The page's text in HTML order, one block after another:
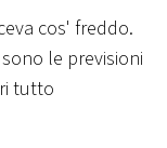
cos' freddo.
le previsioni
tutto